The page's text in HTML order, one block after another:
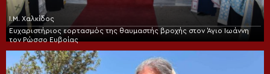
Ι.Μ. Χαλκίδος
Ευχαριστήριος εορτασμός της θαυμαστής βροχής στον Άγιο Ιωάννη
τον Ρώσσο Ευβοίας